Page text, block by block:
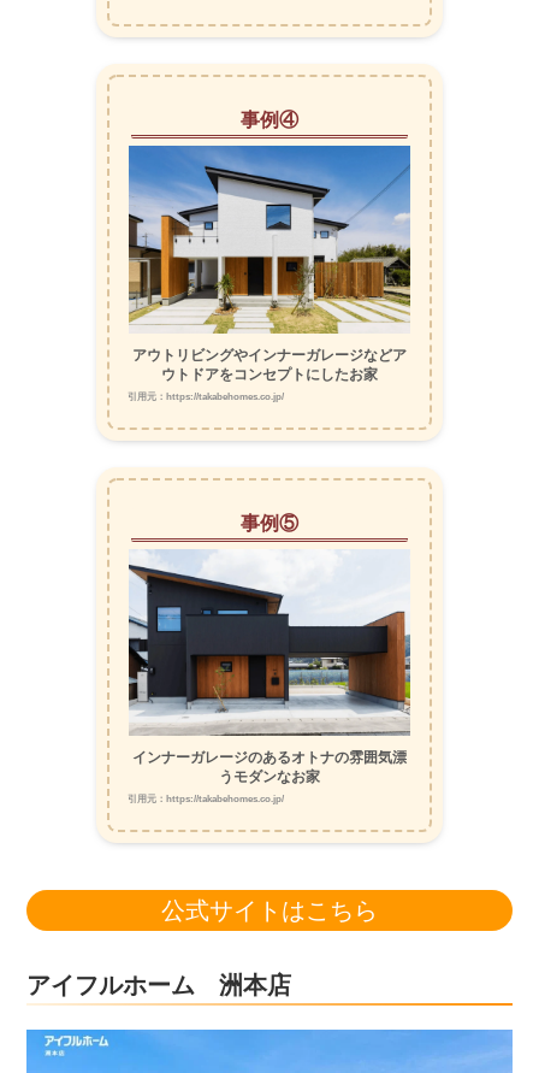
事例④
アウトリビングやインナーガレージなどア
ウトドアをコンセプトにしたお家
引用元：https://takabehomes.co.jp/
事例⑤
インナーガレージのあるオトナの雰囲気漂
うモダンなお家
引用元：https://takabehomes.co.jp/
公式サイトはこちら
アイフルホーム 洲本店